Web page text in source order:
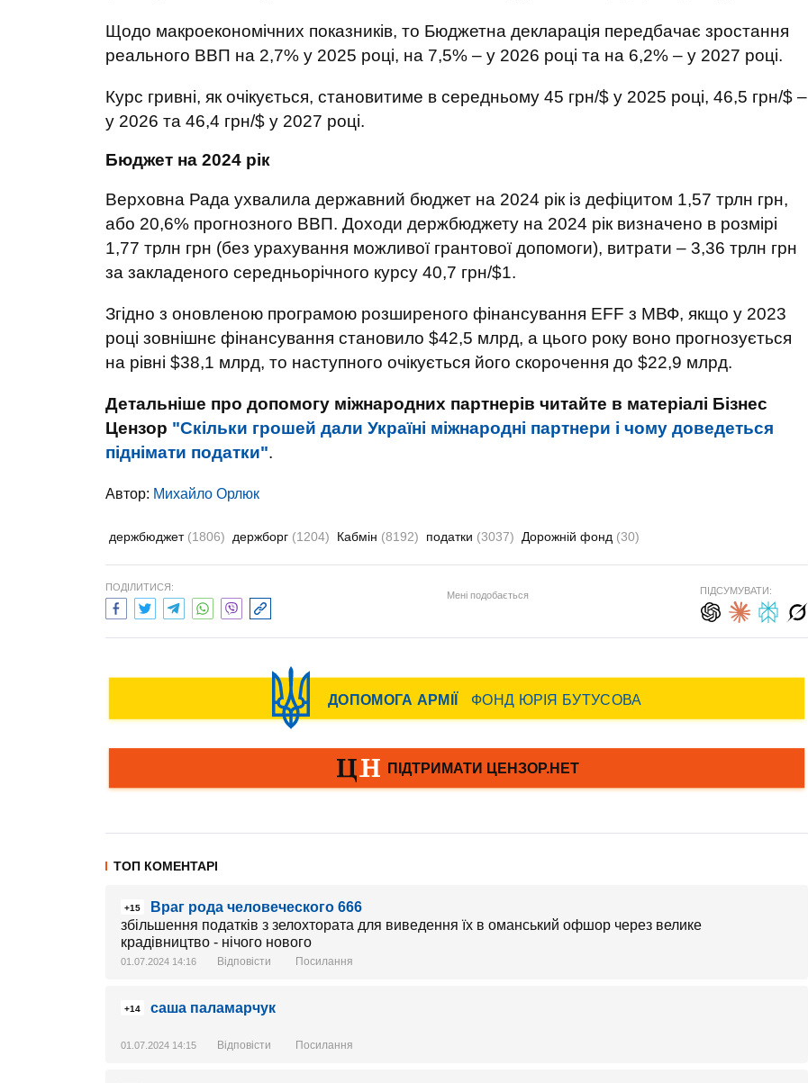
Щодо макроекономічних показників, то Бюджетна декларація передбачає зростання
реального ВВП на 2,7% у 2025 році, на 7,5% – у 2026 році та на 6,2% – у 2027 році.
Курс гривні, як очікується, становитиме в середньому 45 грн/$ у 2025 році, 46,5 грн/$ –
у 2026 та 46,4 грн/$ у 2027 році.
Бюджет на 2024 рік
Верховна Рада ухвалила державний бюджет на 2024 рік із дефіцитом 1,57 трлн грн,
або 20,6% прогнозного ВВП. Доходи держбюджету на 2024 рік визначено в розмірі
1,77 трлн грн (без урахування можливої грантової допомоги), витрати – 3,36 трлн грн
за закладеного середньорічного курсу 40,7 грн/$1.
Згідно з оновленою програмою розширеного фінансування EFF з МВФ, якщо у 2023
році зовнішнє фінансування становило $42,5 млрд, а цього року воно прогнозується
на рівні $38,1 млрд, то наступного очікується його скорочення до $22,9 млрд.
Детальніше про допомогу міжнародних партнерів читайте в матеріалі Бізнес
Цензор "Скільки грошей дали Україні міжнародні партнери і чому доведеться
піднімати податки".
Автор: Михайло Орлюк
держбюджет (1806) держборг (1204) Кабмін (8192) податки (3037) Дорожній фонд (30)
ПОДІЛИТИСЯ:
Мені подобається ПІДСУМУВАТИ:
ТОП КОМЕНТАРІ
+15
Враг рода человеческого 666
збільшення податків з зелохтората для виведення їх в оманський офшор через велике
крадівництво - нічого нового
01.07.2024 14:16 Відповісти Посилання
+14 саша паламарчук
01.07.2024 14:15 Відповісти Посилання